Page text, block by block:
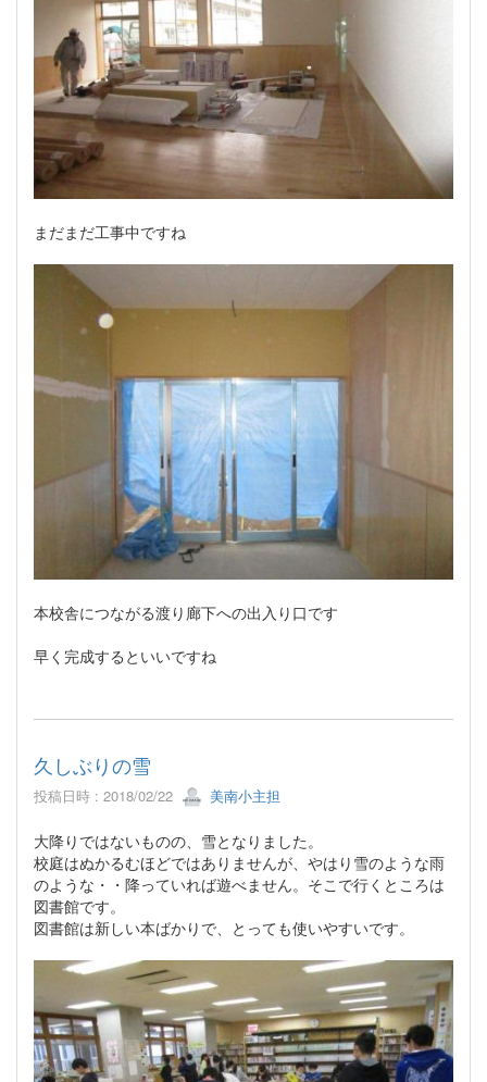
まだまだ工事中ですね
本校舎につながる渡り廊下への出入り口です
早く完成するといいですね
久しぶりの雪
投稿日時 : 2018/02/22 美南小主担
大降りではないものの、雪となりました。
校庭はぬかるむほどではありませんが、やはり雪のような雨
のような・・降っていれば遊べません。そこで行くところは
図書館です。
図書館は新しい本ばかりで、とっても使いやすいです。